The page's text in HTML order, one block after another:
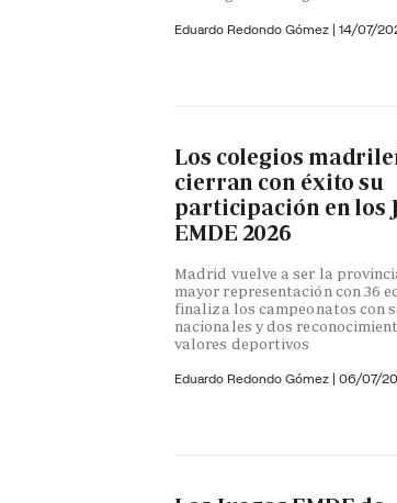
Eduardo Redondo Gómez | 14/07/
Los colegios
cierran con éxito su
participación en los
EMDE 2026
Madrid vuelve a ser la
mayor representación con 36
finaliza los campeonatos con
nacionales y dos
valores deportivos
Eduardo Redondo Gómez | 06/07/